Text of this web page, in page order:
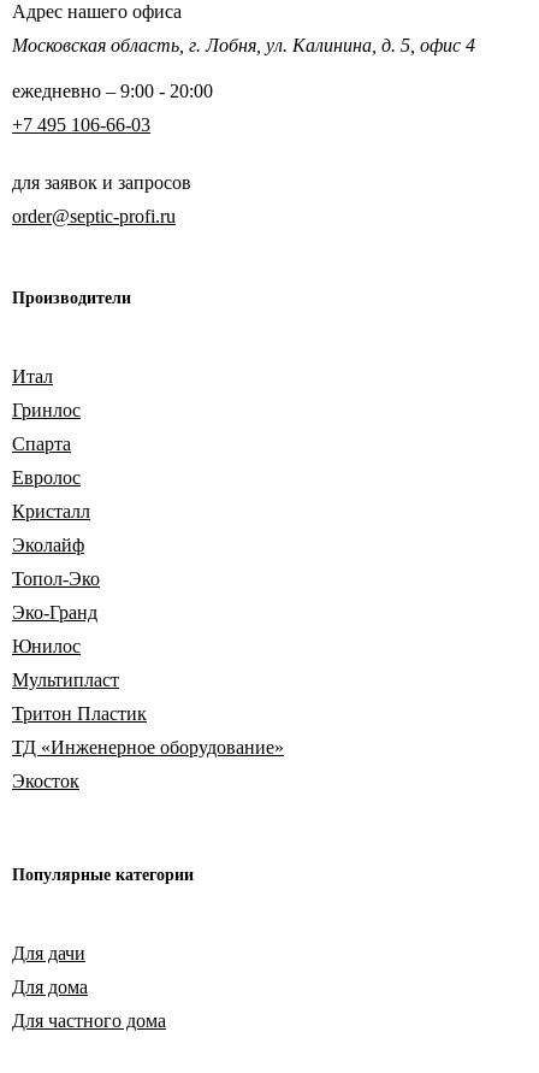
Адрес нашего офиса
Московская область, г. Лобня, ул. Калинина, д. 5, офис 4
ежедневно – 9:00 - 20:00
+7 495 106-66-03
для заявок и запросов
order@septic-profi.ru
Производители
Итал
Гринлос
Спарта
Евролос
Кристалл
Эколайф
Топол-Эко
Эко-Гранд
Юнилос
Мультипласт
Тритон Пластик
ТД «Инженерное оборудование»
Экосток
Популярные категории
Для дачи
Для дома
Для частного дома